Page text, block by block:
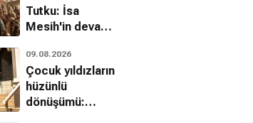
Aksiyon, Suç, Dram
Tutku: İsa
Mesih'in devam
tamamladı
09.08.2026
Çocuk yıldızların
hüzünlü
dönüşümü: